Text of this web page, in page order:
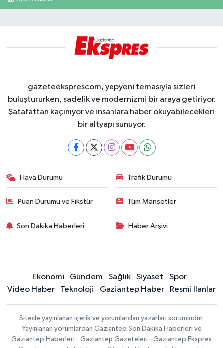
gazeteeksprescom, yepyeni temasıyla sizleri
buluştururken, sadelik ve modernizmi bir araya getiriyor.
Şatafattan kaçınıyor ve insanlara haber okuyabilecekleri
bir altyapı sunuyor.
Hava Durumu Trafik Durumu
Puan Durumu ve Fikstür Tüm Manşetler
Son Dakika Haberleri Haber Arşivi
Ekonomi Gündem Sağlık Siyaset
Spor
Video Haber
Teknoloji Gaziantep Haber Resmi İlanlar
Sitede yayınlanan içerik ve yorumlardan yazarları sorumludur.
Yayınlanan yorumlardan Gaziantep Son Dakika Haberleri ve
Gaziantep Haberleri - Gaziantep Gazeteleri - Gaziantep Ekspres